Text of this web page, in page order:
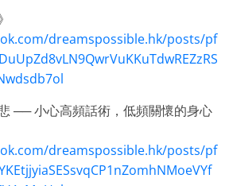
dreamspossible.hk/posts/pf
── 小心高頻話術，低頻關懷的身心
dreamspossible.hk/posts/pf